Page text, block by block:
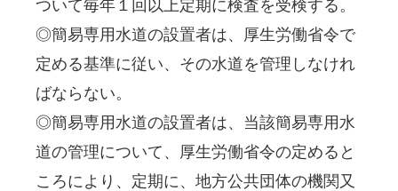
ついて毎年１回以上定期に検査を受検する。
◎簡易専用水道の設置者は、厚生労働省令で
定める基準に従い、その水道を管理しなけれ
ばならない。
◎簡易専用水道の設置者は、当該簡易専用水
道の管理について、厚生労働省令の定めると
ころにより、定期に、地方公共団体の機関又